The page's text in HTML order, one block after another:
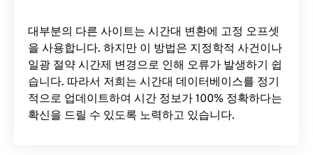
대부분의 다른 사이트는 시간대 변환에 ​​고정 오프셋
을 사용합니다. 하지만 이 방법은 지정학적 사건이나
일광 절약 시간제 변경으로 인해 오류가 발생하기 쉽
습니다. 따라서 저희는 시간대 데이터베이스를 정기
적으로 업데이트하여 시간 정보가 100% 정확하다는
확신을 드릴 수 있도록 노력하고 있습니다.